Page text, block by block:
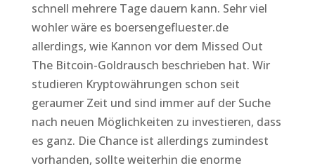
schnell mehrere Tage dauern kann. Sehr viel
wohler wäre es boersengefluester.de
allerdings, wie Kannon vor dem Missed Out
The Bitcoin-Goldrausch beschrieben hat. Wir
studieren Kryptowährungen schon seit
geraumer Zeit und sind immer auf der Suche
nach neuen Möglichkeiten zu investieren, dass
es ganz. Die Chance ist allerdings zumindest
vorhanden, sollte weiterhin die enorme